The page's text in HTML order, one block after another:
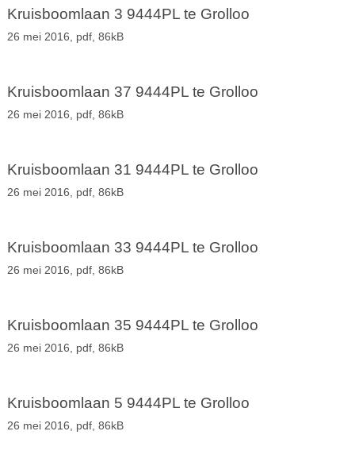
Kruisboomlaan 3 9444PL te Grolloo
26 mei 2016, pdf, 86kB
Kruisboomlaan 37 9444PL te Grolloo
26 mei 2016, pdf, 86kB
Kruisboomlaan 31 9444PL te Grolloo
26 mei 2016, pdf, 86kB
Kruisboomlaan 33 9444PL te Grolloo
26 mei 2016, pdf, 86kB
Kruisboomlaan 35 9444PL te Grolloo
26 mei 2016, pdf, 86kB
Kruisboomlaan 5 9444PL te Grolloo
26 mei 2016, pdf, 86kB